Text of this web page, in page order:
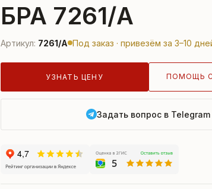
БРА 7261/A
Артикул: 7261/A Под заказ · привезём за 3–10
УЗНАТЬ ЦЕНУ ПОМОЩЬ
Задать вопрос в Telegram